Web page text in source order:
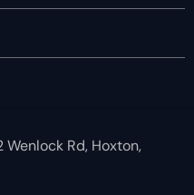
Rd, Hoxton,